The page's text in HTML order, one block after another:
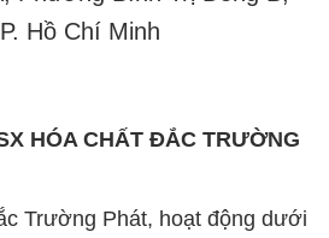
Hồ Chí Minh
HÓA CHẤT ĐẮC TRƯỜNG
Trường Phát, hoạt động dưới